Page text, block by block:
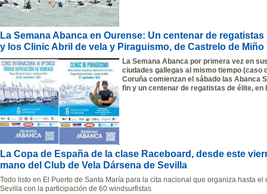
La Semana Abanca en Ourense: Un centenar de
y los Clinic Abril de vela y Piraguismo, de Castrelo de Miño
La Semana Abanca por primera vez en
ciudades gallegas al mismo tiempo (caso
Coruña comienzan el sábado las Abanca
fin y un centenar de regatistas de élite, en
La Copa de España de la clase Raceboard, desde este
mano del Club de Vela Dársena de Sevilla
Todo listo en El Puerto de Santa María para la cita nacional que organiza hasta
Sevilla con la participación de 60 windsurfistas